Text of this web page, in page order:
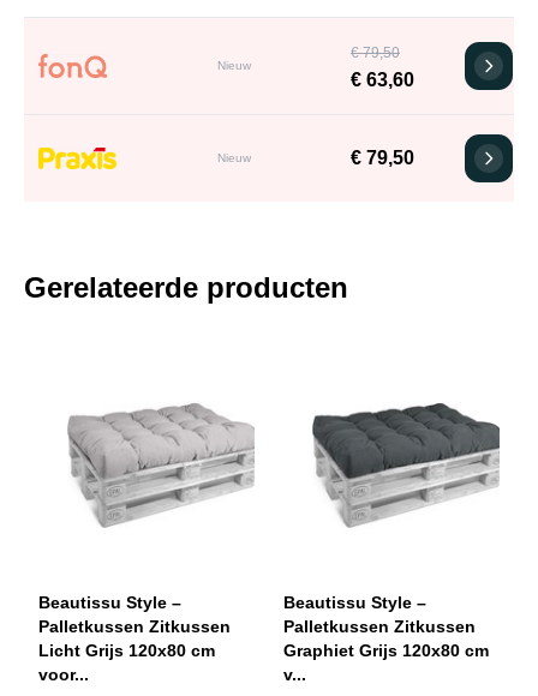
Nieuw
€ 79,50
€ 63,60
Nieuw € 79,50
Gerelateerde producten
Beautissu Style –
Palletkussen Zitkussen
Licht Grijs 120x80 cm
voor...
Beautissu Style –
Palletkussen Zitkussen
Graphiet Grijs 120x80 cm
v...